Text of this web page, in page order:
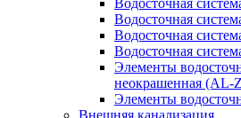
Водосточная
Водосточная
Водосточная
Водосточная
Элементы
неокрашенная (AL-
Элементы